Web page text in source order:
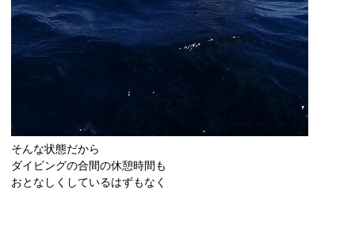
そんな状態だから
ダイビングの合間の休憩時間も
おとなしくしているはずもなく